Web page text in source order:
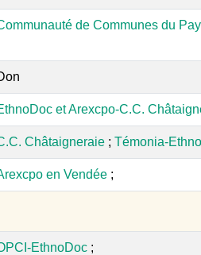
de Communes du
et Arexcpo-C.C.
Châtaigneraie ; Témonia-
en Vendée ;
EthnoDoc ;